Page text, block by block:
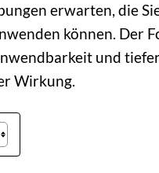
erwarten, die
können. Der
und
Wirkung.